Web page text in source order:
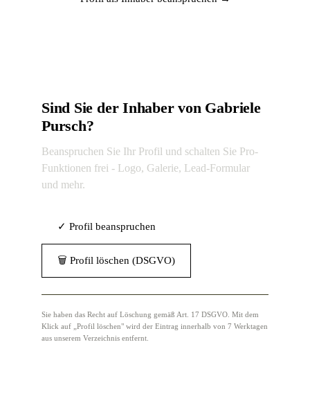
Sind Sie der Inhaber von Gabriele
Pursch?
Beanspruchen Sie Ihr Profil und schalten Sie Pro-
Funktionen frei - Logo, Galerie, Lead-Formular
und mehr.
✓ Profil beanspruchen
🗑 Profil löschen (DSGVO)
Sie haben das Recht auf Löschung gemäß Art. 17 DSGVO. Mit dem
Klick auf „Profil löschen" wird der Eintrag innerhalb von 7 Werktagen
aus unserem Verzeichnis entfernt.